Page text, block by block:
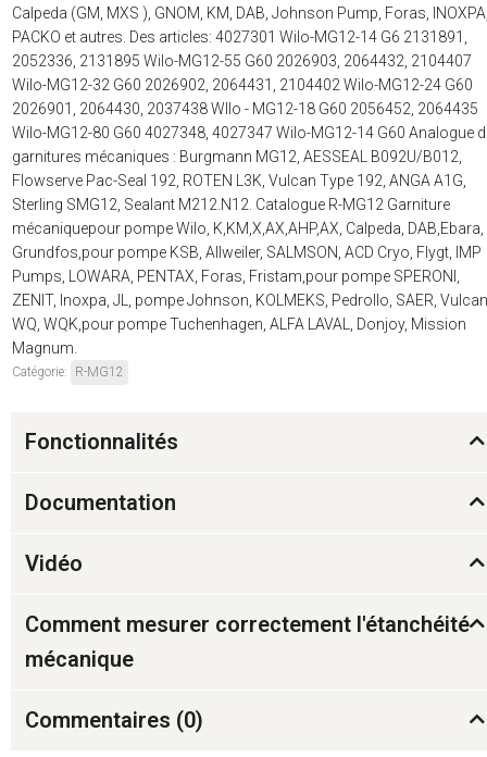
Calpeda (GM, MXS ), GNOM, KM, DAB, Johnson Pump, Foras,
PACKO et autres. Des articles: 4027301 Wilo-MG12-14 G6 2131891,
2052336, 2131895 Wilo-MG12-55 G60 2026903, 2064432, 2104407
Wilo-MG12-32 G60 2026902, 2064431, 2104402 Wilo-MG12-24 G60
2026901, 2064430, 2037438 WIlo - MG12-18 G60 2056452, 2064435
Wilo-MG12-80 G60 4027348, 4027347 Wilo-MG12-14 G60 Analogue
garnitures mécaniques : Burgmann MG12, AESSEAL B092U/B012,
Flowserve Pac-Seal 192, ROTEN L3K, Vulcan Type 192, ANGA A1G,
Sterling SMG12, Sealant M212.N12. Catalogue R-MG12 Garniture
mécaniquepour pompe Wilo, K,KM,X,AX,AHP,AX, Calpeda, DAB,Ebara,
Grundfos,pour pompe KSB, Allweiler, SALMSON, ACD Cryo, Flygt, IMP
Pumps, LOWARA, PENTAX, Foras, Fristam,pour pompe SPERONI,
ZENIT, Inoxpa, JL, pompe Johnson, KOLMEKS, Pedrollo, SAER,
WQ, WQK,pour pompe Tuchenhagen, ALFA LAVAL, Donjoy, Mission
Magnum.
Catégorie: R-MG12
Fonctionnalités
Documentation
Vidéo
Comment mesurer correctement l'étanchéité
mécanique
Commentaires (0)